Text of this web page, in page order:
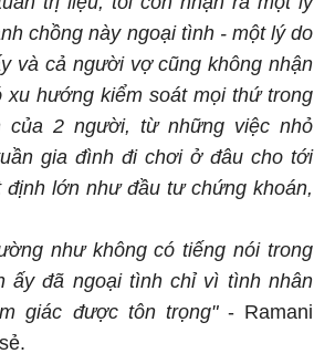
chồng này ngoại tình - một lý do
và cả người vợ cũng không nhận
xu hướng kiểm soát mọi thứ trong
của 2 người, từ những việc nhỏ
gia đình đi chơi ở đâu cho tới
lớn như đầu tư chứng khoán,
như không có tiếng nói trong
ấy đã ngoại tình chỉ vì tình nhân
giác được tôn trọng"- Ramani